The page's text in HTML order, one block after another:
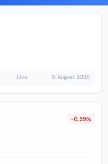
Live 9. August 2026
-0.59%